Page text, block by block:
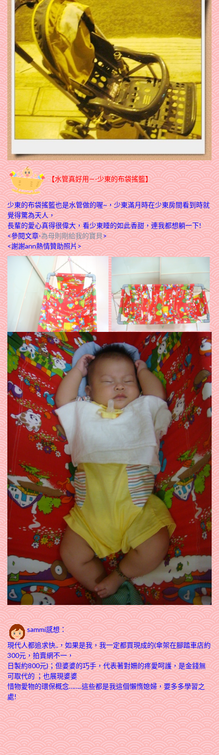
【水管真好用—-少東的布袋搖籃】
少東的布袋搖籃也是水管做的喔~，少東滿月時在少東房間看到時就
覺得驚為天人，
長輩的愛心真得很偉大，看少東睡的如此香甜，連我都想躺一下!
<參閱文章-為母則剛給我的寶貝>
<謝謝ann熱情贊助照片>
sammi感想：
現代人都追求快..，如果是我，我一定都買現成的(傘架在腳踏車店約
300元，拍賣網不一，
日製約800元)；但婆婆的巧手，代表著對姍的疼愛呵護，是金錢無
可取代的 ；也展現婆婆
惜物愛物的環保概念……..這些都是我這個懶惰媳婦，要多多學習之
處!